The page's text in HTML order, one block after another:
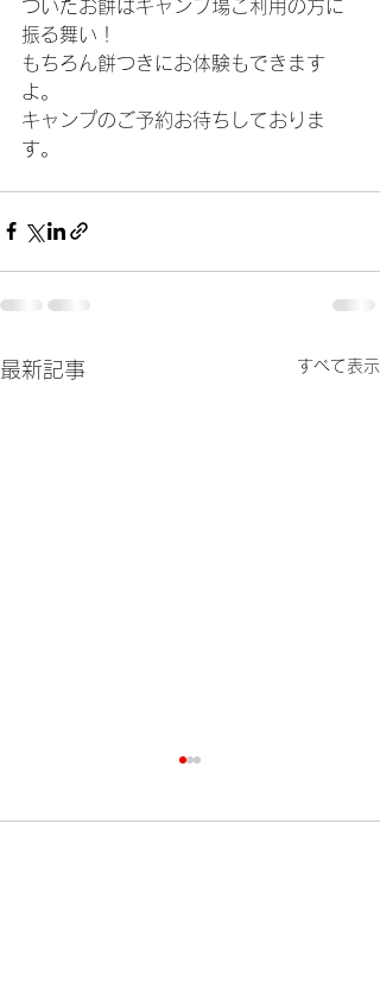
ついたお餅はキャンプ場ご利用の方に
振る舞い！
もちろん餅つきにお体験もできます
よ。
キャンプのご予約お待ちしておりま
す。
最新記事 すべて表示